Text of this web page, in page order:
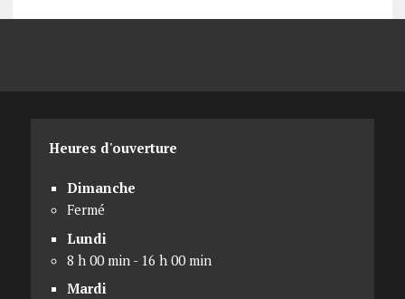
Heures d'ouverture
Dimanche
Fermé
Lundi
8 h 00 min - 16 h 00 min
Mardi